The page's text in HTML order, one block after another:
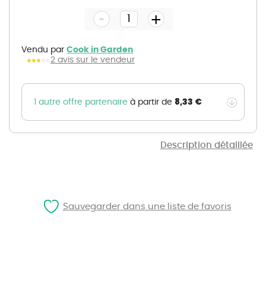
Description détaillée
gallery
Vendu par Cook in Garden
2 avis sur le vendeur
- +
1 autre offre partenaire à partir de 8,33 €
Sauvegarder dans une liste de favoris